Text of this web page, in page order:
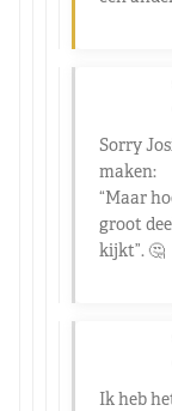
Sorry
maken:
“Maar
groot
kijkt”. 🤔
Ik heb